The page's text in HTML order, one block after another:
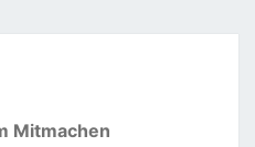
Mitmachen